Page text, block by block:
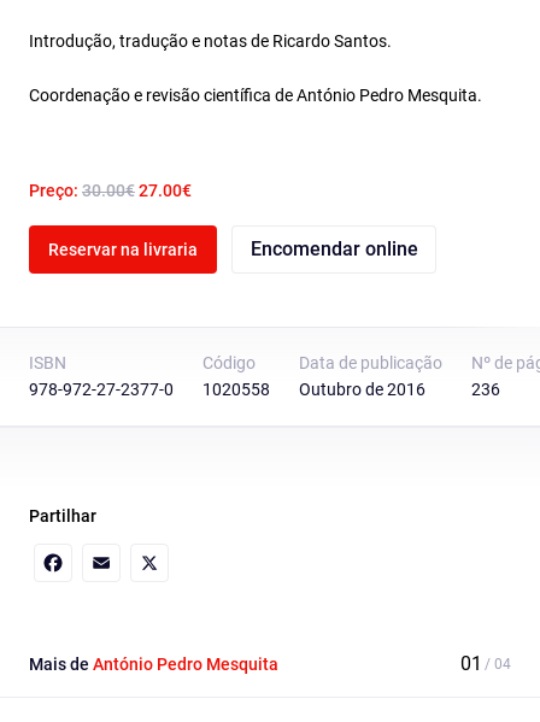
Introdução, tradução e notas de Ricardo Santos.
Coordenação e revisão científica de António Pedro Mesquita.
Preço: 30.00€27.00€
Reservar na livraria Encomendar online
ISBN
978-972-27-2377-0
Código
1020558
Data de publicação
Outubro de 2016
Nº de
236
Partilhar
Mais de António Pedro Mesquita